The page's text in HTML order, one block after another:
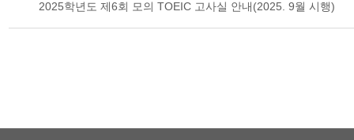
2025학년도 제6회 모의 TOEIC 고사실 안내(2025. 9월 시행)